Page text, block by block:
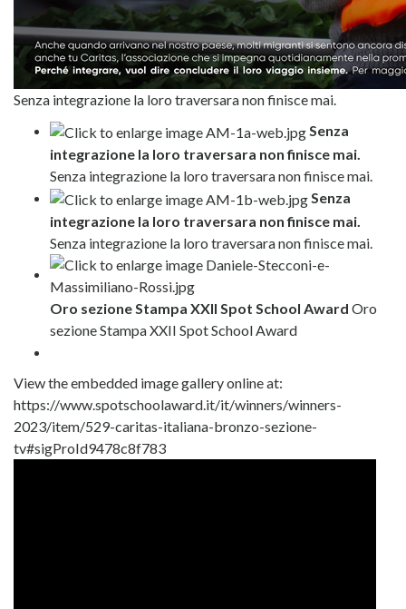
Senza integrazione la loro traversara non finisce mai.
Senza
integrazione la loro traversara non finisce mai.
Senza integrazione la loro traversara non finisce mai.
Senza
integrazione la loro traversara non finisce mai.
Senza integrazione la loro traversara non finisce mai.
Oro sezione Stampa XXII Spot School Award Oro
sezione Stampa XXII Spot School Award
View the embedded image gallery online at:
https://www.spotschoolaward.it/it/winners/winners-
2023/item/529-caritas-italiana-bronzo-sezione-
tv#sigProId9478c8f783